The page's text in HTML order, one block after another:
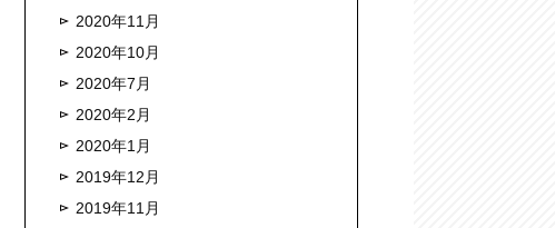
2020年11月
2020年10月
2020年7月
2020年2月
2020年1月
2019年12月
2019年11月